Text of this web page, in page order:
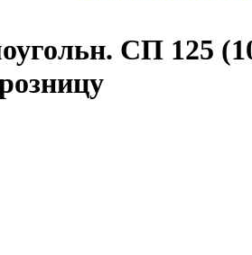
СП 125